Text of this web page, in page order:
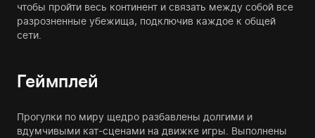
чтобы пройти весь континент и связать между собой все
разрозненные убежища, подключив каждое к общей
сети.
Геймплей
Прогулки по миру щедро разбавлены долгими и
вдумчивыми кат-сценами на движке игры. Выполнены